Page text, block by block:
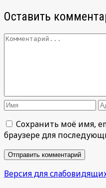
Оставить
Сохранить моё имя,
браузере для
Версия для